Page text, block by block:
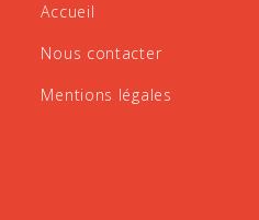
Accueil
Nous contacter
Mentions légales